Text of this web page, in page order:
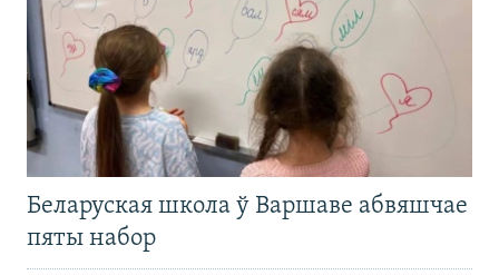
Беларуская школа ў Варшаве абвяшчае
пяты набор